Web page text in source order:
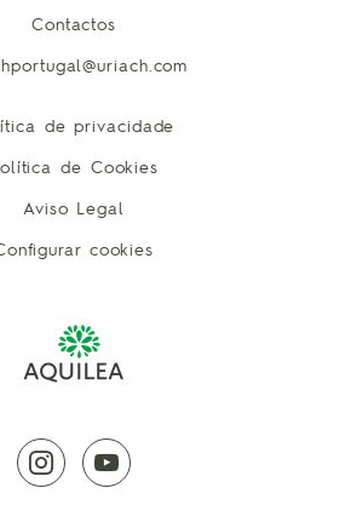
Contactos
de privacidade
de Cookies
Aviso Legal
cookies
instagramyoutube